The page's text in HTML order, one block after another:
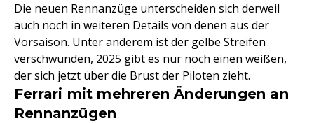
Die neuen Rennanzüge unterscheiden sich derweil
auch noch in weiteren Details von denen aus der
Vorsaison. Unter anderem ist der gelbe Streifen
verschwunden, 2025 gibt es nur noch einen weißen,
der sich jetzt über die Brust der Piloten zieht.
Ferrari mit mehreren Änderungen an
Rennanzügen